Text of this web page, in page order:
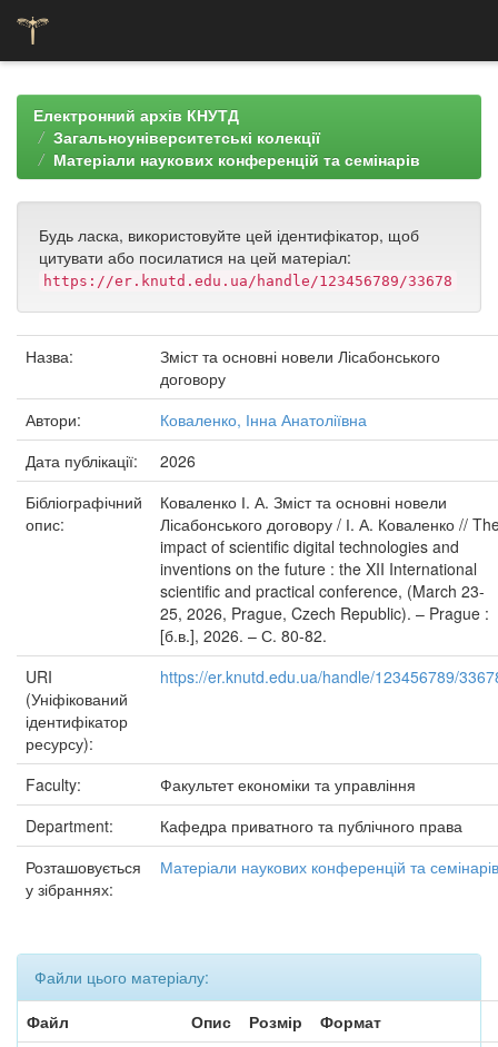
navigationЕлектронний архів КНУТД
Загальноуніверситетські колекції
Матеріали наукових конференцій та семінарів
Будь ласка, використовуйте цей ідентифікатор, щоб
цитувати або посилатися на цей матеріал:
https://er.knutd.edu.ua/handle/123456789/33678
Назва:
Зміст та основні новели Лісабонського
договору
Автори:
Коваленко, Інна Анатоліївна
Дата публікації:
2026
Бібліографічний
опис:
Коваленко І. А. Зміст та основні новели
Лісабонського договору / І. А. Коваленко //
impact of scientific digital technologies and
inventions on the future : the XII International
scientific and practical conference, (March 23-
25, 2026, Prague, Czech Republic). – Prague :
[б.в.], 2026. – С. 80-82.
URI
(Уніфікований
ідентифікатор
ресурсу):
https://er.knutd.edu.ua/handle/123456789/
Faculty:
Факультет економіки та управління
Department:
Кафедра приватного та публічного права
Розташовується
у зібраннях:
Матеріали наукових конференцій та семінарів
Файли цього матеріалу:
Файл
Опис Розмір
Формат